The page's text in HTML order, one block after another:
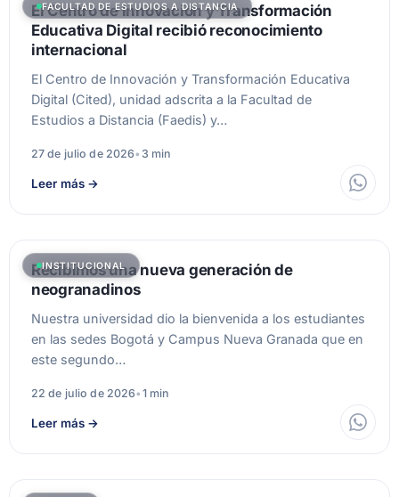
FACULTAD DE ESTUDIOS A DISTANCIA
El Centro de Innovación y Transformación
Educativa Digital recibió reconocimiento
internacional
El Centro de Innovación y Transformación Educativa
Digital (Cited), unidad adscrita a la Facultad de
Estudios a Distancia (Faedis) y…
27 de julio de 2026• 3 min
Leer más →
INSTITUCIONAL
Recibimos una nueva generación de
neogranadinos
Nuestra universidad dio la bienvenida a los estudiantes
en las sedes Bogotá y Campus Nueva Granada que en
este segundo…
22 de julio de 2026• 1 min
Leer más →